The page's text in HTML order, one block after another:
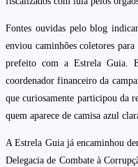
Fontes ouvidas pelo blog
enviou caminhões coletores
prefeito com a Estrela Guia.
coordenador financeiro da
que curiosamente participou da
quem aparece de camisa azul
A Estrela Guia já encaminhou
Delegacia de Combate à